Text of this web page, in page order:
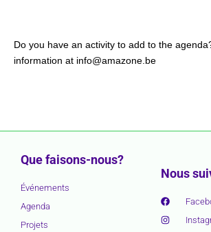
Do you have an activity to add to the
information at info@amazone.be
Que faisons-nous?
Événements
Agenda
Projets
Nous